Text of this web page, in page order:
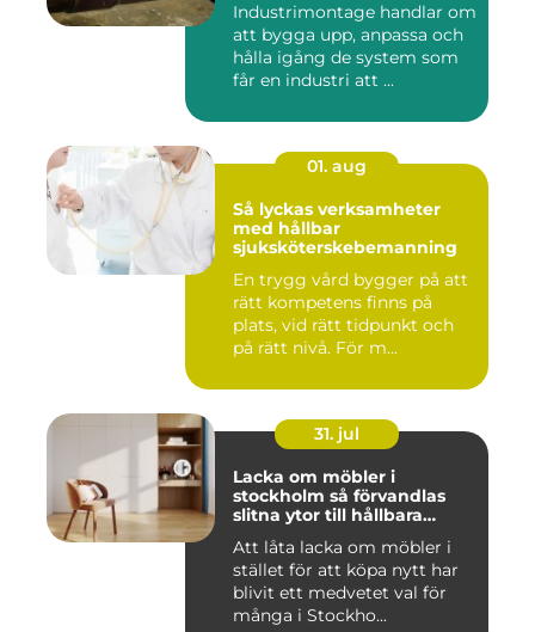
Industrimontage handlar om
att bygga upp, anpassa och
hålla igång de system som
får en industri att ...
01. aug
Så lyckas verksamheter
med hållbar
sjuksköterskebemanning
En trygg vård bygger på att
rätt kompetens finns på
plats, vid rätt tidpunkt och
på rätt nivå. För m...
31. jul
Lacka om möbler i
stockholm så förvandlas
slitna ytor till hållbara
Att låta lacka om möbler i
stället för att köpa nytt har
blivit ett medvetet val för
många i Stockho...